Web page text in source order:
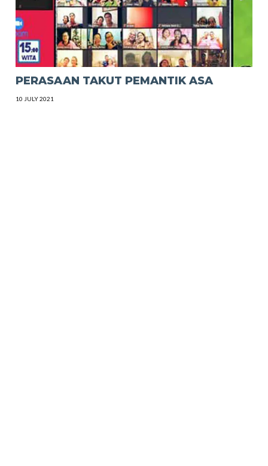
PERASAAN TAKUT PEMANTIK ASA
10 JULY 2021